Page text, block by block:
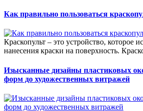
Как правильно пользоваться
Краскопульт – это устройство, которое
нанесения краски на поверхность.
Изысканные дизайны пластиковых
форм до художественных витражей